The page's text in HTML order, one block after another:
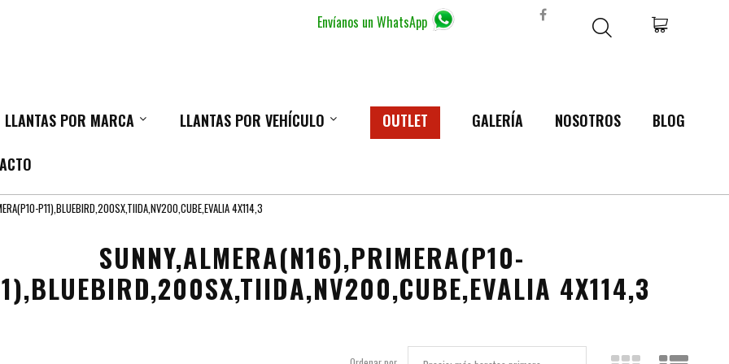
Envíanos un WhatsApp
LLANTAS POR MARCA LLANTAS POR VEHÍCULO OUTLET GALERÍA NOSOTROS BLOG
P11),BLUEBIRD,200SX,TIIDA,NV200,CUBE,EVALIA 4X114,3
SUNNY,ALMERA(N16),PRIMERA(P10-
4X114,3